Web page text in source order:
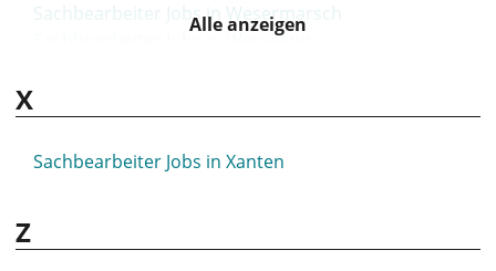
Sachbearbeiter Jobs in Wesermarsch
Sachbearbeiter Jobs in Wesseling
Sachbearbeiter Jobs in Weyhe
Sachbearbeiter Jobs in Wiesbaden
Sachbearbeiter Jobs in Wildeshausen
Alle anzeigen
X
Sachbearbeiter Jobs in Xanten
Z